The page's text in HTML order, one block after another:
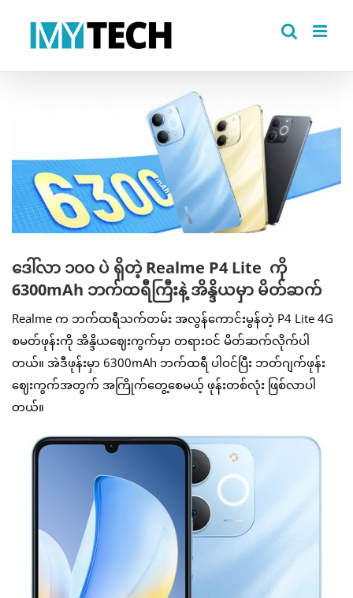
ဒေါ်လာ ၁၀၀ ပဲ ရှိတဲ့ Realme P4 Lite ကို
6300mAh ဘက်ထရီကြီးနဲ့ အိန္ဒိယမှာ မိတ်ဆက်
Realme က ဘက်ထရီသက်တမ်း အလွန်ကောင်းမွန်တဲ့ P4 Lite 4G
စမတ်ဖုန်းကို အိန္ဒိယဈေးကွက်မှာ တရားဝင် မိတ်ဆက်လိုက်ပါ
တယ်။ အဲဒီဖုန်းမှာ 6300mAh ဘက်ထရီ ပါဝင်ပြီး ဘတ်ဂျက်ဖုန်း
ဈေးကွက်အတွက် အကြိုက်တွေ့စေမယ့် ဖုန်းတစ်လုံး ဖြစ်လာပါ
တယ်။